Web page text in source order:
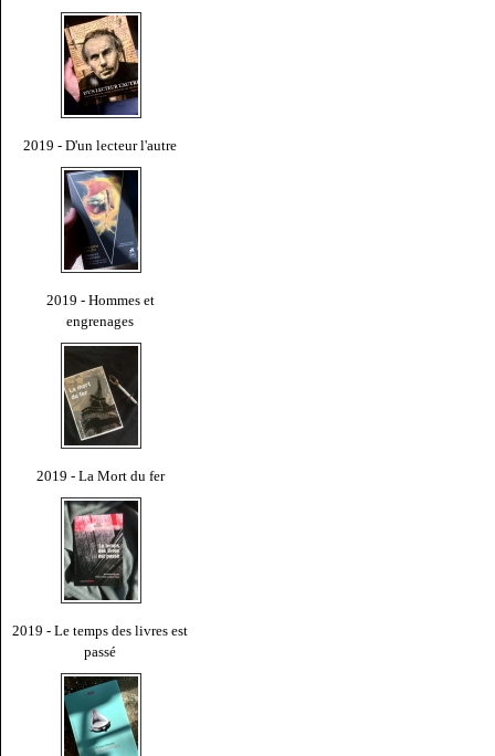
2019 - D'un lecteur l'autre
2019 - Hommes et
engrenages
2019 - La Mort du fer
2019 - Le temps des livres est
passé